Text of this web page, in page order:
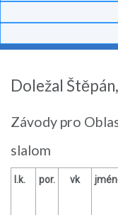
Doležal
Závody pro
slalom
l.k. por. vk